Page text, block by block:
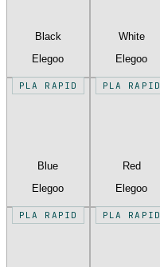
Black
Elegoo
White
Elegoo
PLA RAPID
Blue
Elegoo
PLA RAPID
Red
Elegoo
PLA RAPID PLA RAPID